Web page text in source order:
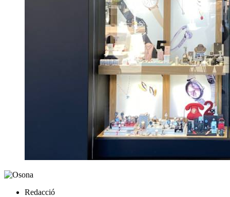
Redacció